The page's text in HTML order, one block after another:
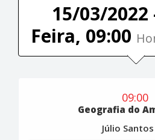
15/03/2022
Feira, 09:00
09:00
Geografia do
Júlio Santos